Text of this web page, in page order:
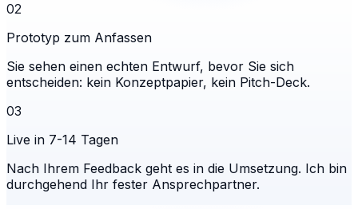
02
Prototyp zum Anfassen
Sie sehen einen echten Entwurf, bevor Sie sich
entscheiden: kein Konzeptpapier, kein Pitch-Deck.
03
Live in 7-14 Tagen
Nach Ihrem Feedback geht es in die Umsetzung. Ich bin
durchgehend Ihr fester Ansprechpartner.